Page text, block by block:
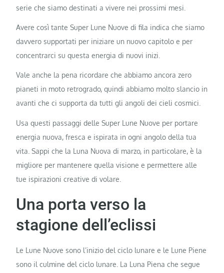
serie che siamo destinati a vivere nei prossimi mesi.
Avere così tante Super Lune Nuove di fila indica che siamo
davvero supportati per iniziare un nuovo capitolo e per
concentrarci su questa energia di nuovi inizi.
Vale anche la pena ricordare che abbiamo ancora zero
pianeti in moto retrogrado, quindi abbiamo molto slancio in
avanti che ci supporta da tutti gli angoli dei cieli cosmici.
Usa questi passaggi delle Super Lune Nuove per portare
energia nuova, fresca e ispirata in ogni angolo della tua
vita. Sappi che la Luna Nuova di marzo, in particolare, è la
migliore per mantenere quella visione e permettere alle
tue ispirazioni creative di volare.
Una porta verso la
stagione dell’eclissi
Le Lune Nuove sono l’inizio del ciclo lunare e le Lune Piene
sono il culmine del ciclo lunare. La Luna Piena che segue